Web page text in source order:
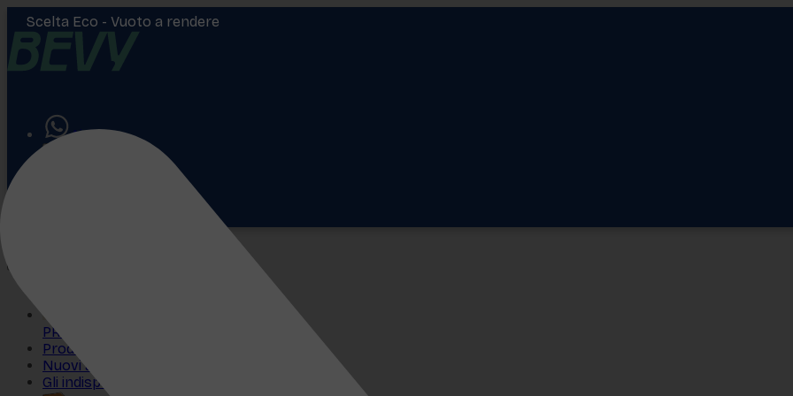
Aiuto
PROMO
Prodotti più venduti
Nuovi arrivi
Gli indispensabili
Scelta Eco - Vuoto a rendere